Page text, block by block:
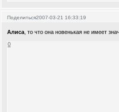
Поделиться2007-03-21 16:33:19
Алиса , то что она новенькая не имеет
0